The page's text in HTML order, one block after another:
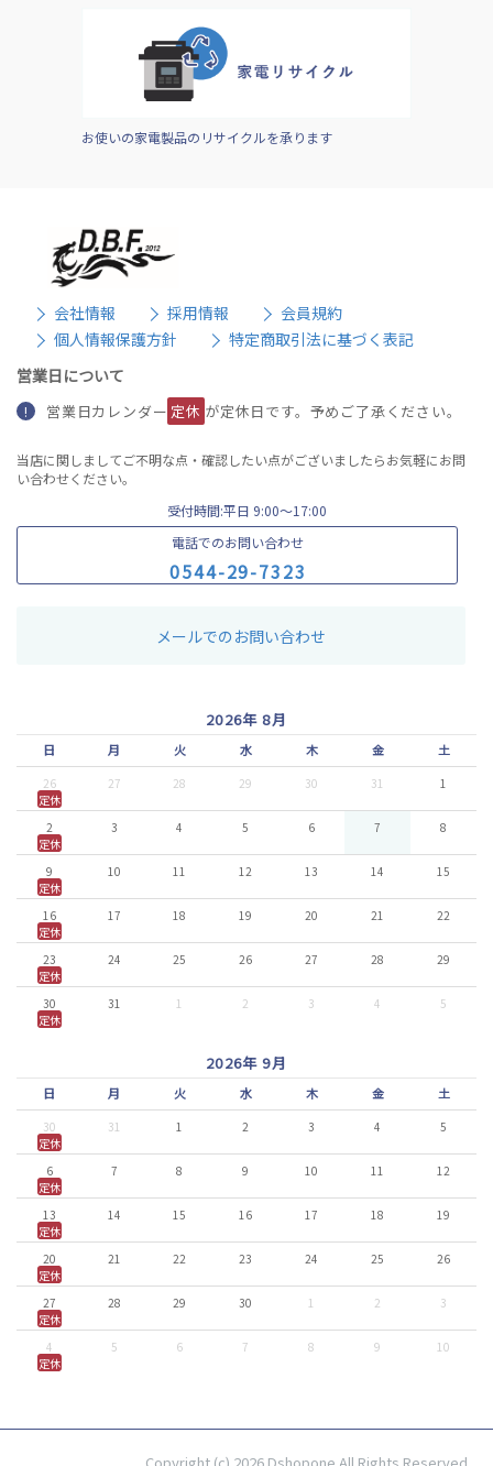
お使いの家電製品のリサイクルを承ります
会社情報 採用情報
会員規約
個人情報保護方針
特定商取引法に基づく表記
営業日について
! 営業日カレンダー 定休 が定休日です。予めご了承ください。
当店に関しましてご不明な点・確認したい点がございましたらお気軽にお問
い合わせください。
受付時間:平日 9:00〜17:00
電話でのお問い合わせ
0544-29-7323
メールでのお問い合わせ
2026年 8月
日 月 火 水 木 金 土
26 27 28 29 30 31
1
定休
2
3 4 5 6 7
8
定休
9
10 11 12 13 14
15
定休
16
17 18 19 20 21
22
定休
23
24 25 26 27 28
29
定休
30
31 1 2 3 4
5
定休
2026年 9月
日 月 火 水 木 金 土
30 31 1 2 3 4
5
定休
6
7 8 9 10 11
12
定休
13
14 15 16 17 18
19
定休
20
21 22 23 24 25
26
定休
27
28 29 30 1 2
3
定休
4
5 6 7 8 9
10
定休